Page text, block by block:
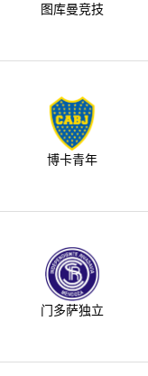
图库曼竞技
博卡青年
门多萨独立